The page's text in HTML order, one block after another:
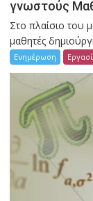
γνωστούς
Στο πλαίσιο του
μαθητές
Ενημέρωση